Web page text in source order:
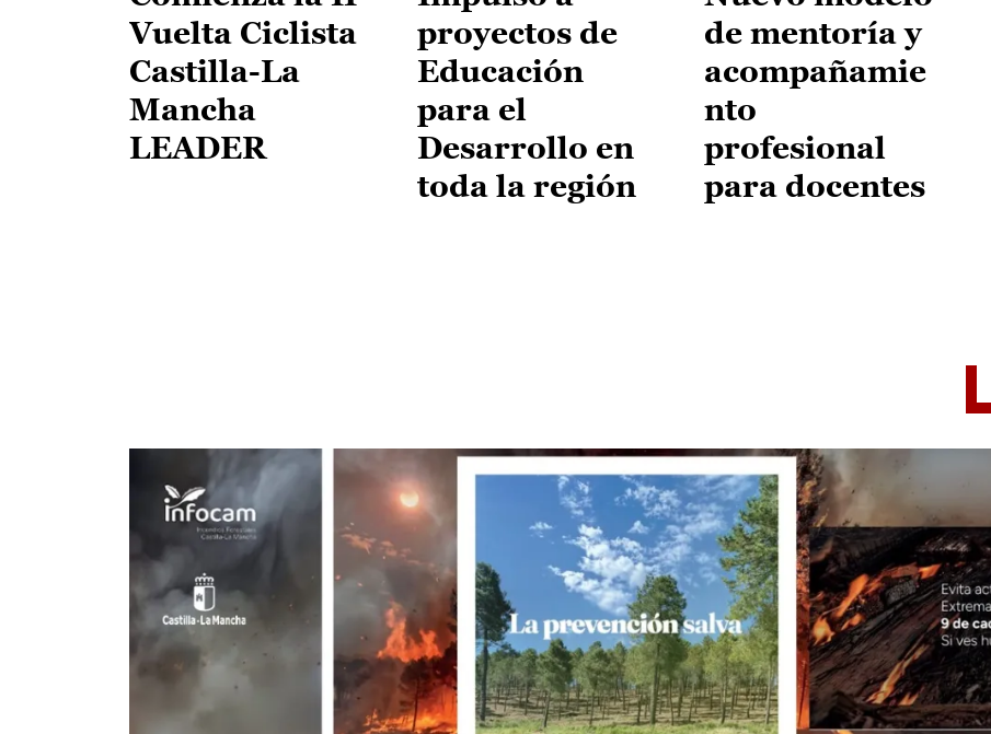
Vuelta Ciclista
Castilla-La
Mancha
LEADER
proyectos de
Educación
para el
Desarrollo en
toda la región
de mentoría y
acompañamie
nto
profesional
para docentes